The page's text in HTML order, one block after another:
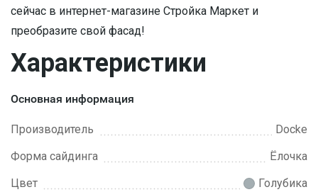
сейчас в интернет-магазине Стройка Маркет и
преобразите свой фасад!
Характеристики
Основная информация
Производитель
Docke
Форма сайдинга
Ёлочка
Цвет
Голубика